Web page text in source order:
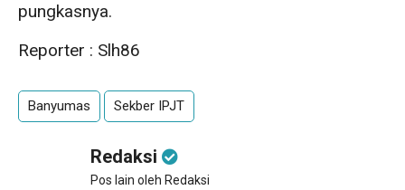
pungkasnya.
Reporter : Slh86
Banyumas Sekber IPJT
Redaksi
Pos lain oleh Redaksi